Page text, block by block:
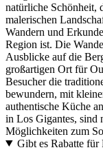
natürliche Schönheit,
malerischen
Wandern und
Region ist. Die
Ausblicke auf die
großartigen Ort für
Besucher die
bewundern, mit
authentische Küche
in Los Gigantes, sind
Möglichkeiten zum
Gibt es Rabatte